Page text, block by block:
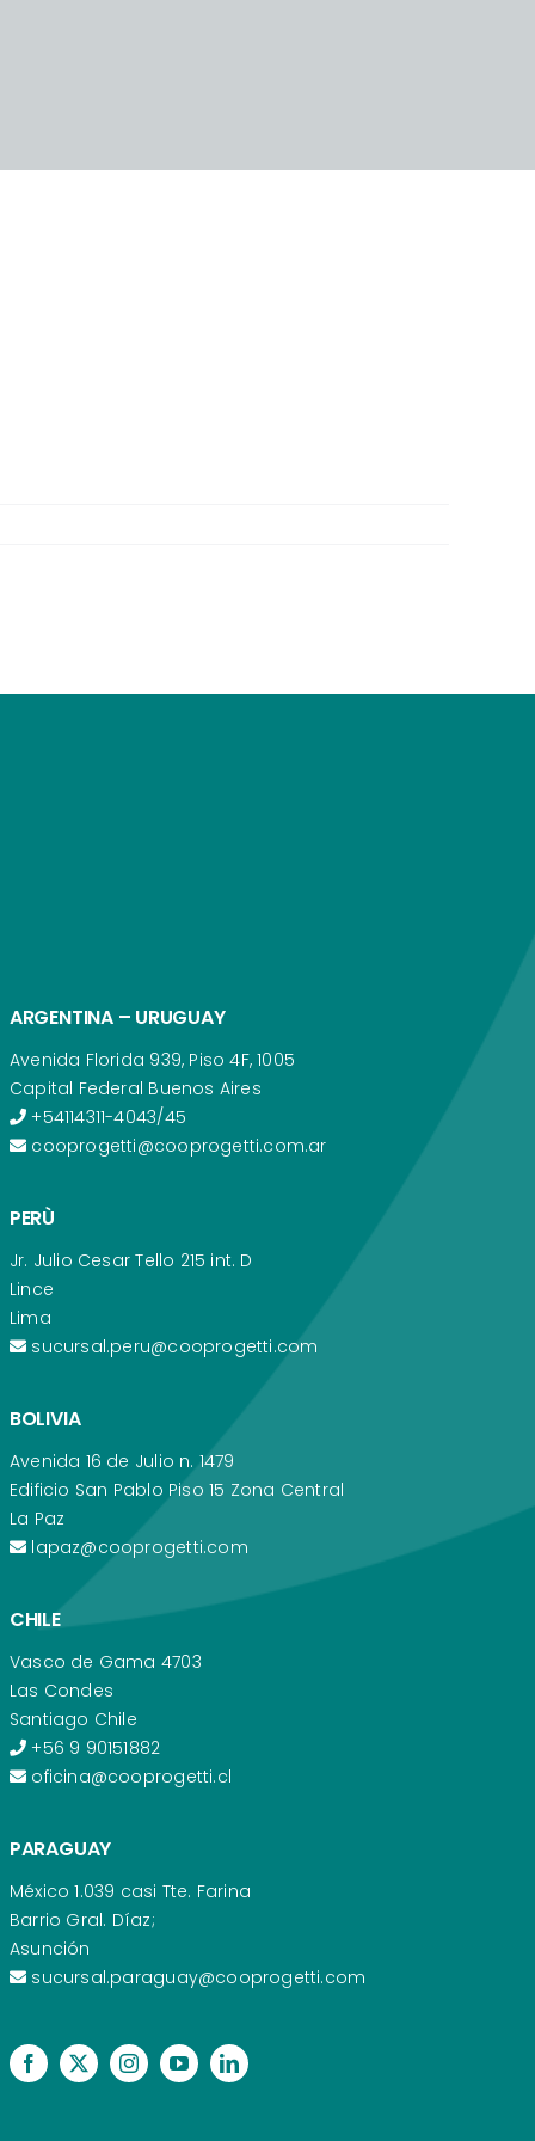
ARGENTINA – URUGUAY
Avenida Florida 939, Piso 4F, 1005
Capital Federal Buenos Aires
+54114311-4043/45
cooprogetti@cooprogetti.com.ar
PERÙ
Jr. Julio Cesar Tello 215 int. D
Lince
Lima
sucursal.peru@cooprogetti.com
BOLIVIA
Avenida 16 de Julio n. 1479
Edificio San Pablo Piso 15 Zona Central
La Paz
lapaz@cooprogetti.com
CHILE
Vasco de Gama 4703
Las Condes
Santiago Chile
+56 9 90151882
oficina@cooprogetti.cl
PARAGUAY
México 1.039 casi Tte. Farina
Barrio Gral. Díaz;
Asunción
sucursal.paraguay@cooprogetti.com